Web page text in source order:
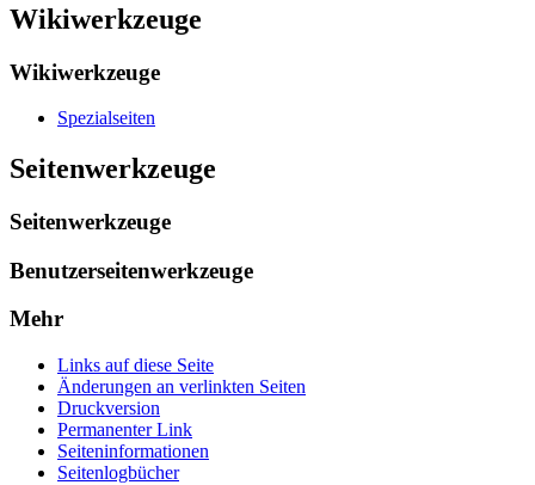
Wikiwerkzeuge
Wikiwerkzeuge
Spezialseiten
Seitenwerkzeuge
Seitenwerkzeuge
Benutzerseitenwerkzeuge
Mehr
Links auf diese Seite
Änderungen an verlinkten Seiten
Druckversion
Permanenter Link
Seiten­­informationen
Seitenlogbücher